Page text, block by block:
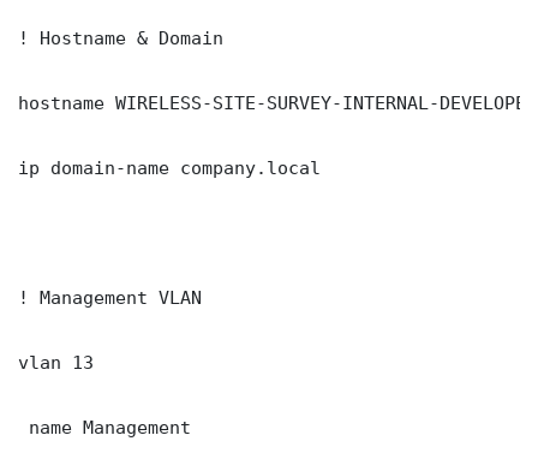
! Hostname & Domain
hostname WIRELESS-SITE-SURVEY-INTERNAL-
ip domain-name company.local
! Management VLAN
vlan 13
name Management